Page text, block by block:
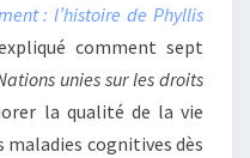
: l’histoire de Phyllis
comment sept
unies sur les droits
la qualité de la vie
maladies cognitives dès